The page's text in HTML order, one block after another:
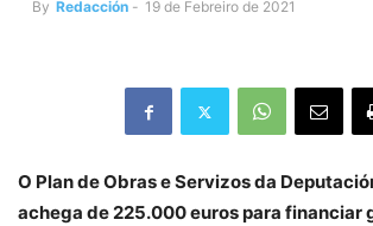
By Redacción - 19 de Febreiro de 2021
O Plan de Obras e Servizos da
achega de 225.000 euros para financiar